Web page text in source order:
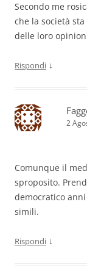
Secondo me
che la società
delle loro
Rispondi ↓
2
Comunque il
sproposito.
democratico
simili.
Rispondi ↓